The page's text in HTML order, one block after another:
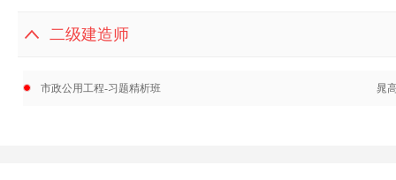
二级建造师
市政公用工程-习题精析班 晁